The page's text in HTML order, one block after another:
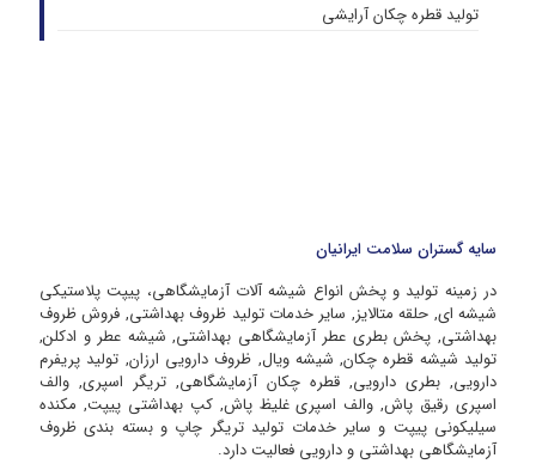
تولید قطره چکان آرایشی
سایه گستران سلامت ایرانیان
در زمینه تولید و پخش انواع شیشه آلات آزمایشگاهی، پیپت پلاستیکی
شیشه ای, حلقه متالایز, سایر خدمات تولید ظروف بهداشتی, فروش ظروف
بهداشتی, پخش بطری عطر آزمایشگاهی بهداشتی, شیشه عطر و ادکلن,
تولید شیشه قطره چکان, شیشه ویال, ظروف دارویی ارزان, تولید پریفرم
دارویی, بطری دارویی, قطره چکان آزمایشگاهی, تریگر اسپری, والف
اسپری رقیق پاش, والف اسپری غلیظ پاش, کپ بهداشتی پیپت, مکنده
سیلیکونی پیپت و سایر خدمات تولید تریگر چاپ و بسته بندی ظروف
آزمایشگاهی بهداشتی و دارویی فعالیت دارد.